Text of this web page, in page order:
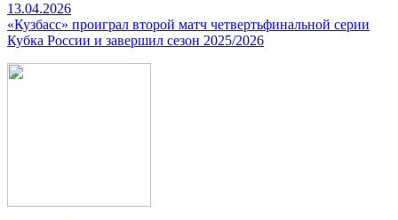
13.04.2026
«Кузбасс» проиграл второй матч четвертьфинальной серии
Кубка России и завершил сезон 2025/2026